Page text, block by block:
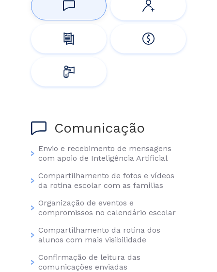
Comunicação
Envio e recebimento de mensagens
com apoio de Inteligência Artificial
Compartilhamento de fotos e vídeos
da rotina escolar com as famílias
Organização de eventos e
compromissos no calendário escolar
Compartilhamento da rotina dos
alunos com mais visibilidade
Confirmação de leitura das
comunicações enviadas